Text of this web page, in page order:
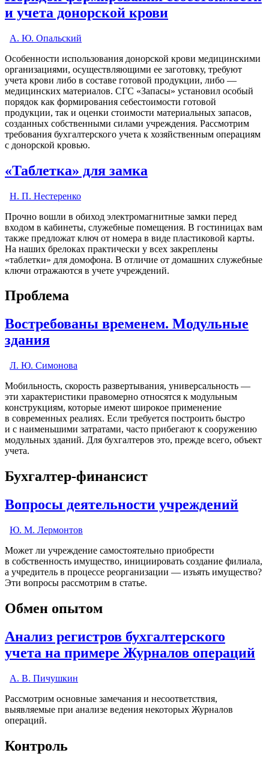
и учета донорской крови
А. Ю. Опальский
Особенности использования донорской крови медицинскими
организациями, осуществляющими ее заготовку, требуют
учета крови либо в составе готовой продукции, либо —
медицинских материалов. СГС «Запасы» установил особый
порядок как формирования себестоимости готовой
продукции, так и оценки стоимости материальных запасов,
созданных собственными силами учреждения. Рассмотрим
требования бухгалтерского учета к хозяйственным операциям
с донорской кровью.
«Таблетка» для замка
Н. П. Нестеренко
Прочно вошли в обиход электромагнитные замки перед
входом в кабинеты, служебные помещения. В гостиницах вам
также предложат ключ от номера в виде пластиковой карты.
На наших брелоках практически у всех закреплены
«таблетки» для домофона. В отличие от домашних служебные
ключи отражаются в учете учреждений.
Проблема
Востребованы временем. Модульные
здания
Л. Ю. Симонова
Мобильность, скорость развертывания, универсальность —
эти характеристики правомерно относятся к модульным
конструкциям, которые имеют широкое применение
в современных реалиях. Если требуется построить быстро
и с наименьшими затратами, часто прибегают к сооружению
модульных зданий. Для бухгалтеров это, прежде всего, объект
учета.
Бухгалтер-финансист
Вопросы деятельности учреждений
Ю. М. Лермонтов
Может ли учреждение самостоятельно приобрести
в собственность имущество, инициировать создание филиала,
а учредитель в процессе реорганизации — изъять имущество?
Эти вопросы рассмотрим в статье.
Обмен опытом
Анализ регистров бухгалтерского
учета на примере Журналов операций
А. В. Пичушкин
Рассмотрим основные замечания и несоответствия,
выявляемые при анализе ведения некоторых Журналов
операций.
Контроль